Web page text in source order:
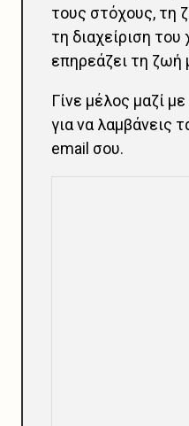
τους στόχους, τη
τη διαχείριση του
επηρεάζει τη ζωή
Γίνε μέλος μαζί με
για να λαμβάνεις
email σου.